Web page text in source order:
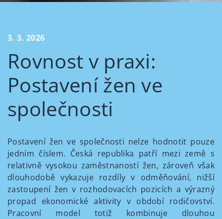
3. 3. 2026
Rovnost v praxi:
Postavení žen ve
společnosti
Postavení žen ve společnosti nelze hodnotit pouze
jedním číslem. Česká republika patří mezi země s
relativně vysokou zaměstnaností žen, zároveň však
dlouhodobě vykazuje rozdíly v odměňování, nižší
zastoupení žen v rozhodovacích pozicích a výrazný
propad ekonomické aktivity v období rodičovství.
Pracovní model totiž kombinuje dlouhou